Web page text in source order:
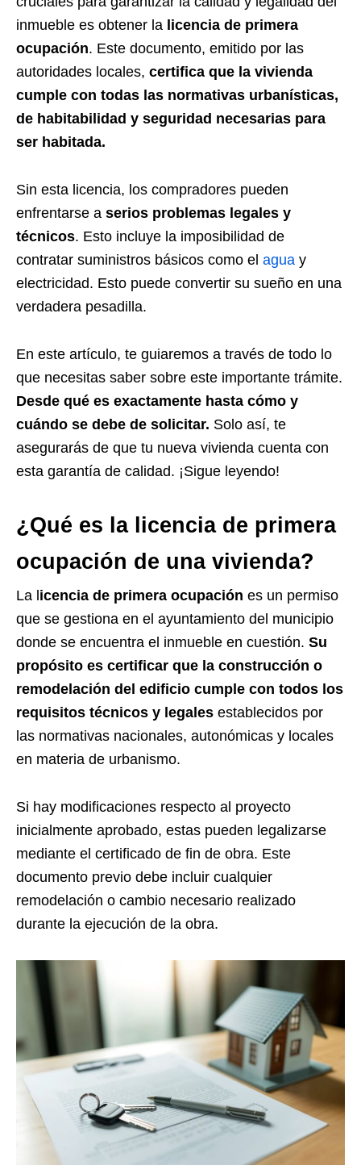
inmueble es obtener la licencia de primera
ocupación. Este documento, emitido por las
autoridades locales, certifica que la vivienda
cumple con todas las normativas urbanísticas,
de habitabilidad y seguridad necesarias para
ser habitada.
Sin esta licencia, los compradores pueden
enfrentarse a serios problemas legales y
técnicos. Esto incluye la imposibilidad de
contratar suministros básicos como el agua y
electricidad. Esto puede convertir su sueño en una
verdadera pesadilla.
En este artículo, te guiaremos a través de todo lo
que necesitas saber sobre este importante trámite.
Desde qué es exactamente hasta cómo y
cuándo se debe de solicitar. Solo así, te
asegurarás de que tu nueva vivienda cuenta con
esta garantía de calidad. ¡Sigue leyendo!
¿Qué es la licencia de primera
ocupación de una vivienda?
La l icencia de primera ocupación es un permiso
que se gestiona en el ayuntamiento del municipio
donde se encuentra el inmueble en cuestión. Su
propósito es certificar que la construcción o
remodelación del edificio cumple con todos los
requisitos técnicos y legales establecidos por
las normativas nacionales, autonómicas y locales
en materia de urbanismo.
Si hay modificaciones respecto al proyecto
inicialmente aprobado, estas pueden legalizarse
mediante el certificado de fin de obra. Este
documento previo debe incluir cualquier
remodelación o cambio necesario realizado
durante la ejecución de la obra.